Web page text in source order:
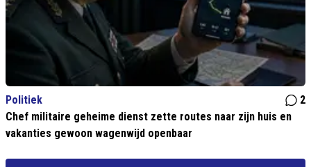
Politiek
2
Chef militaire geheime dienst zette routes naar zijn huis en
vakanties gewoon wagenwijd openbaar